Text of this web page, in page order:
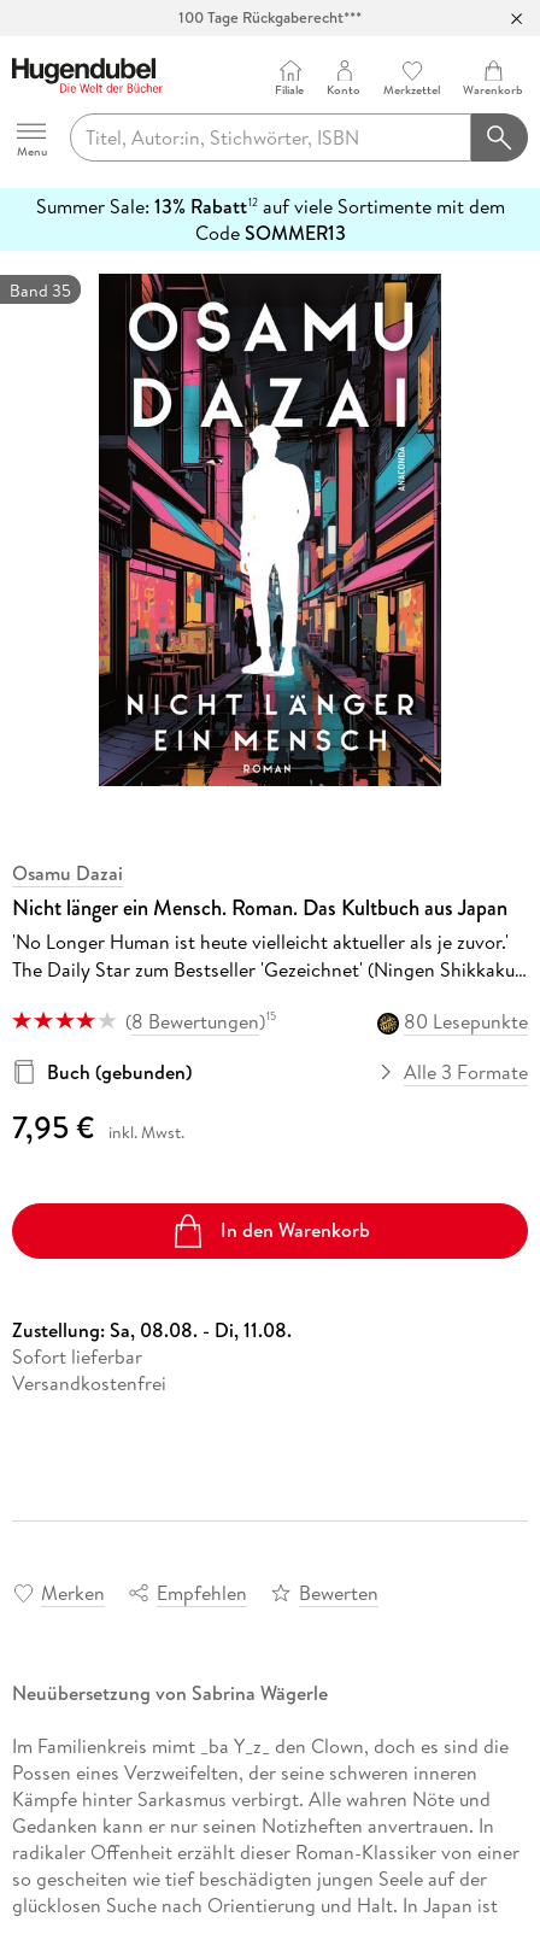
100 Tage Rückgaberecht***
Hugendubel
Menu
Filiale Konto Merkzettel Warenkorb
Summer Sale: 13% Rabatt12auf viele Sortimente mit dem
CodeSOMMER13
erfahren
Band 35
Osamu Dazai
Nicht länger ein Mensch. Roman. Das Kultbuch aus Japan
'No Longer Human ist heute vielleicht aktueller als je zuvor.'
The Daily Star zum Bestseller 'Gezeichnet' (Ningen Shikkaku)
(8 Bewertungen)15
80 Lesepunkte
Buch (gebunden)
Alle 3 Formate
7,95 € inkl. Mwst.
In den Warenkorb
Zustellung:Sa, 08.08. - Di, 11.08.
Sofort lieferbar
Versandkostenfrei
Merken Empfehlen Bewerten
Neuübersetzung von Sabrina Wägerle
Im Familienkreis mimt _ba Y_z_ den Clown, doch es sind die
Possen eines Verzweifelten, der seine schweren inneren
Kämpfe hinter Sarkasmus verbirgt. Alle wahren Nöte und
Gedanken kann er nur seinen Notizheften anvertrauen. In
radikaler Offenheit erzählt dieser Roman-Klassiker von einer
so gescheiten wie tief beschädigten jungen Seele auf der
glücklosen Suche nach Orientierung und Halt. In Japan ist